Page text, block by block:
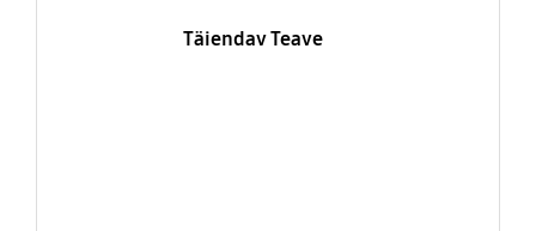
Täiendav Teave